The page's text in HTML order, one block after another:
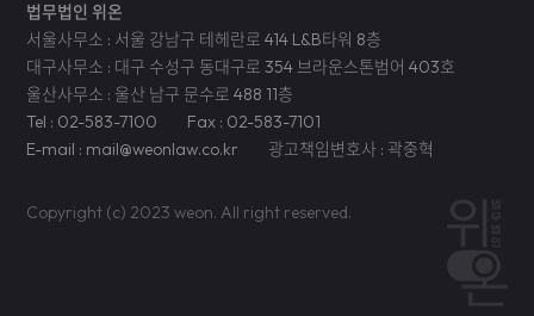
법무법인 위온
서울사무소 : 서울 강남구 테헤란로 414 L&B타워 8층
대구사무소 : 대구 수성구 동대구로 354 브라운스톤범어 403호
울산사무소 : 울산 남구 문수로 488 11층
Tel : 02-583-7100
Fax : 02-583-7101
E-mail : mail@weonlaw.co.kr
광고책임변호사 : 곽중혁
Copyright (c) 2023 weon. All right reserved.